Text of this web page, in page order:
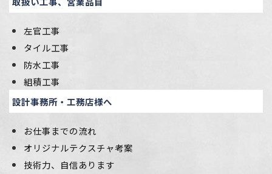
左官工事
タイル工事
防水工事
組積工事
設計事務所・工務店様へ
お仕事までの流れ
オリジナルテクスチャ考案
技術力、自信あります